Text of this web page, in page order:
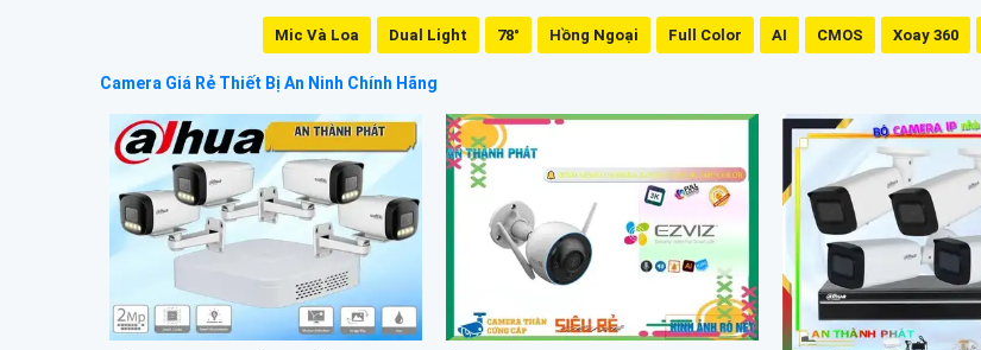
Mic Và Loa Dual Light 78° Hồng Ngoại Full Color AI CMOS Xoay 360
Camera Giá Rẻ Thiết Bị An Ninh Chính Hãng